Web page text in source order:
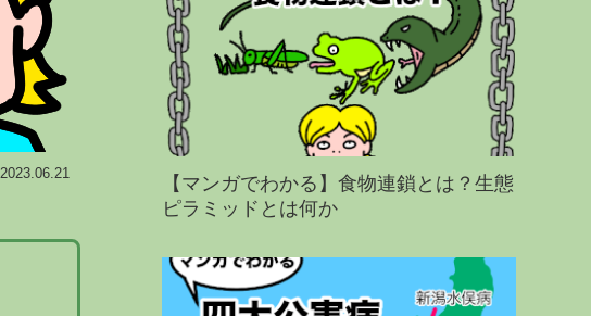
2023.06.21
【マンガでわかる】食物連鎖とは？生態
ピラミッドとは何か